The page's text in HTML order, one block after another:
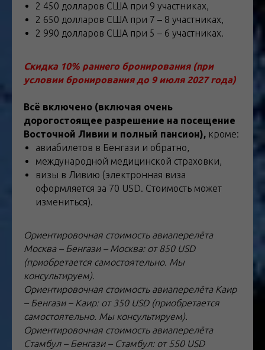
2 450 долларов США при 9 участниках,
2 650 долларов США при 7 – 8 участниках,
2 990 долларов США при 5 – 6 участниках.
Скидка 10% раннего бронирования (при
условии бронирования до 9 июля 2027 года)
Всё включено (включая очень
дорогостоящее разрешение на посещение
Восточной Ливии и полный пансион), кроме:
авиабилетов в Бенгази и обратно,
международной медицинской страховки,
визы в Ливию (электронная виза
оформляется за 70 USD. Стоимость может
измениться).
Ориентировочная стоимость авиаперелёта
Москва – Бенгази – Москва: от 850 USD
(приобретается самостоятельно. Мы
консультируем).
Ориентировочная стоимость авиаперелёта Каир
– Бенгази – Каир: от 350 USD (приобретается
самостоятельно. Мы консультируем).
Ориентировочная стоимость авиаперелёта
Стамбул – Бенгази – Стамбул: от 550 USD